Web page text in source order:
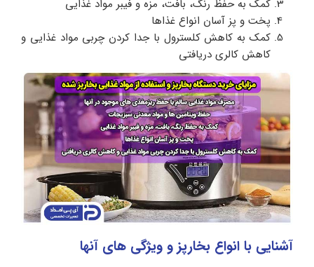
کمک به حفظ رنگ، بافت، مزه و فیبر مواد غذایی
پخت و پز آسان انواع غذاها
کمک به کاهش کلسترول با جدا کردن چربی مواد غذایی و
کاهش کالری دریافتی
آشنایی با انواع بخارپز و ویژگی های آنها